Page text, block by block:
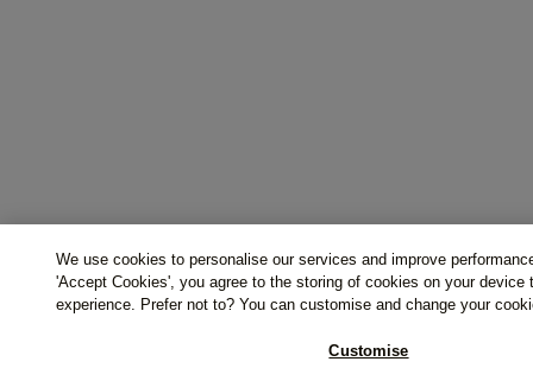
We use cookies to personalise our services and improve
'Accept Cookies', you agree to the storing of cookies on your device
experience. Prefer not to? You can customise and change your
Customise